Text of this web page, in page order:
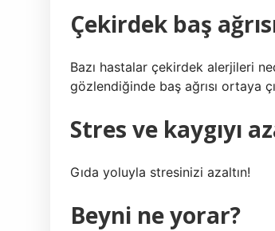
Çekirdek baş
Bazı hastalar çekirdek alerjileri
gözlendiğinde baş ağrısı ortaya
Stres ve kaygıyı
Gıda yoluyla stresinizi azaltın!
Beyni ne yorar?